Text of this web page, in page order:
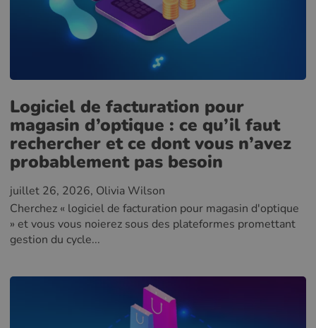
Logiciel de facturation pour
magasin d’optique : ce qu’il faut
rechercher et ce dont vous n’avez
probablement pas besoin
juillet 26, 2026, Olivia Wilson
Cherchez « logiciel de facturation pour magasin d'optique
» et vous vous noierez sous des plateformes promettant
gestion du cycle...